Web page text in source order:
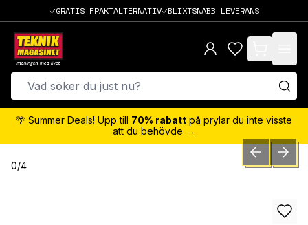
GRATIS FRAKTALTERNATIV BLIXTSNABB LEVERANS
items in cart,
🌴 Summer Deals! Upp till 70% rabatt på prylar du inte visste
att du behövde →
0/4 PREVIOUSNEXT